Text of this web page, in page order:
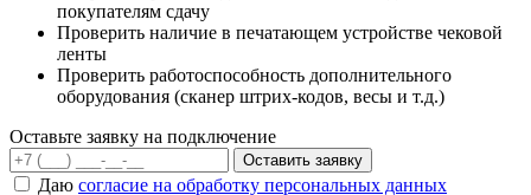
покупателям сдачу
Проверить наличие в печатающем устройстве чековой
ленты
Проверить работоспособность дополнительного
оборудования (сканер штрих-кодов, весы и т.д.)
Оставьте заявку на подключение
Оставить заявку
Даю согласие на обработку персональных данных